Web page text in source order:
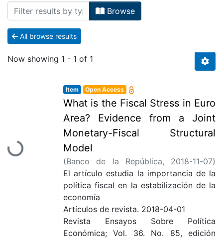
Browsing Año: 2018 - Vol. 36 - No.
Browse
All browse results
Now showing 1 - 1 of 1
Loading...
Item Open Access
What is the Fiscal Stress in Euro
Area? Evidence from a Joint
Monetary-Fiscal Structural
Model
(Banco de la República, 2018-11-07)
Gerba, Eddie
El artículo estudia la importancia de la
política fiscal en la estabilización de la
economía
de la Zona Euro y el grado de
interacción con la política monetaria.
Los resultados
Artículos de revista. 2018-04-01
Revista Ensayos Sobre Política
Económica; Vol. 36. No. 85, edición